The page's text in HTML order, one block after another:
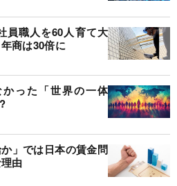
員職人を60人育て大
商は30倍に
った「世界の一体
」では日本の賃金問
由